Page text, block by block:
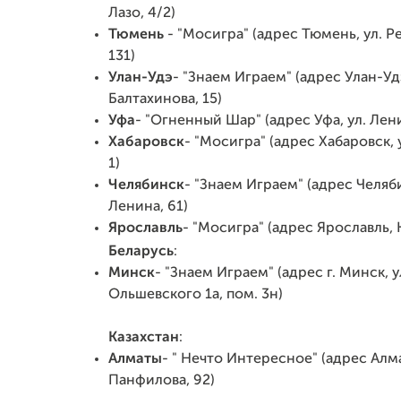
Лазо, 4/2)
Тюмень - "Мосигра" (адрес Тюмень, ул.
131)
Улан-Удэ- "Знаем Играем" (адрес Улан-
Балтахинова, 15)
Уфа- "Огненный Шар" (адрес Уфа, ул.
Хабаровск- "Мосигра" (адрес Хабаровск,
1)
Челябинск- "Знаем Играем" (адрес
Ленина, 61)
Ярославль- "Мосигра" (адрес Ярославль,
Беларусь:
Минск- "Знаем Играем" (адрес г. Минск,
Ольшевского 1а, пом. 3н)
Казахстан:
Алматы- " Нечто Интересное" (адрес
Панфилова, 92)